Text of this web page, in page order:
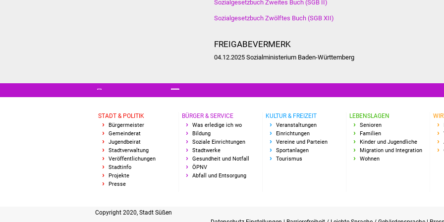
Sozialgesetzbuch Zweites Buch (SGB II)
Sozialgesetzbuch Zwölftes Buch (SGB XII)
FREIGABEVERMERK
04.12.2025 Sozialministerium Baden-Württemberg
STADT & POLITIK
Bürgermeister
Gemeinderat
Jugendbeirat
Stadtverwaltung
Veröffentlichungen
Stadtinfo
Projekte
Presse
BÜRGER & SERVICE
Was erledige ich wo
Bildung
Soziale Einrichtungen
Stadtwerke
Gesundheit und Notfall
ÖPNV
Abfall und Entsorgung
KULTUR & FREIZEIT
Veranstaltungen
Einrichtungen
Vereine und Parteien
Sportanlagen
Tourismus
LEBENSLAGEN
Senioren
Familien
Kinder und Jugendliche
Migration und Integration
Wohnen
Copyright 2020, Stadt Süßen